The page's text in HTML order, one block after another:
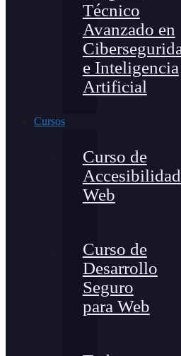
Técnico
Avanzado en
e Inteligencia
Artificial
Cursos
Curso de
Accesibilidad
Web
Curso de
Desarrollo
Seguro
para Web